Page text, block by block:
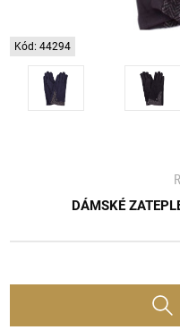
Kód: 44294
DÁMSKÉ